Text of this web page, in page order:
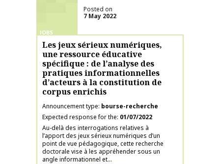
JOBS
Posted on
7 May 2022
Les jeux sérieux numériques,
une ressource éducative
spécifique : de l’analyse des
pratiques informationnelles
d’acteurs à la constitution de
corpus enrichis
Announcement type bourse-recherche
Expected response for the 01/07/2022
Au-delà des interrogations relatives à
l’apport des jeux sérieux numériques d’un
point de vue pédagogique, cette recherche
doctorale vise à les appréhender sous un
angle informationnel et...